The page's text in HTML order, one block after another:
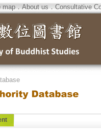
map．About us．Consultative